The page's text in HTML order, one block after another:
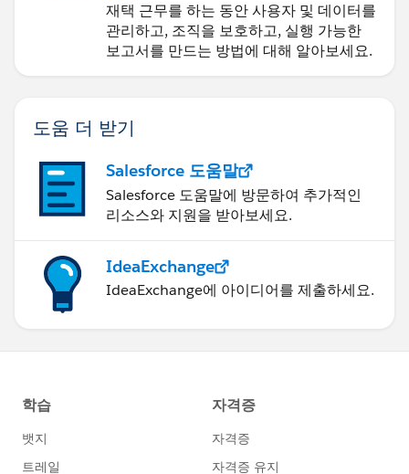
재택 근무를 하는 동안 사용자 및 데이터를
관리하고, 조직을 보호하고, 실행 가능한
보고서를 만드는 방법에 대해 알아보세요.
도움 더 받기
Salesforce 도움말
Salesforce 도움말에 방문하여 추가적인
리소스와 지원을 받아보세요.
IdeaExchange
IdeaExchange에 아이디어를 제출하세요.